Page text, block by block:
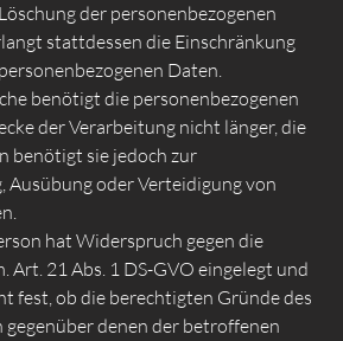
der personenbezogenen
stattdessen die Einschränkung
Daten.
benötigt die personenbezogenen
der Verarbeitung nicht länger, die
benötigt sie jedoch zur
Ausübung oder Verteidigung von
hat Widerspruch gegen die
Art. 21 Abs. 1 DS-GVO eingelegt und
fest, ob die berechtigten Gründe des
denen der betroffenen